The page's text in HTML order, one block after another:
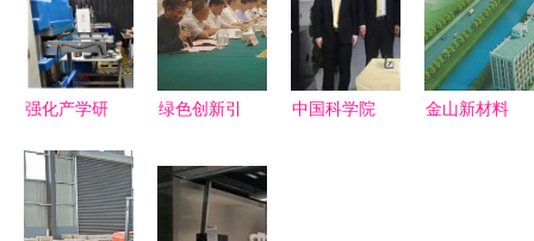
发新引擎
来澄清换电
政策，新材
料研发迎投
速微粒撞击
强化产学研
新材料技术
研发突破
绿色创新引
顺集团纸基
天然纤维复
中国科学院
金山新材料